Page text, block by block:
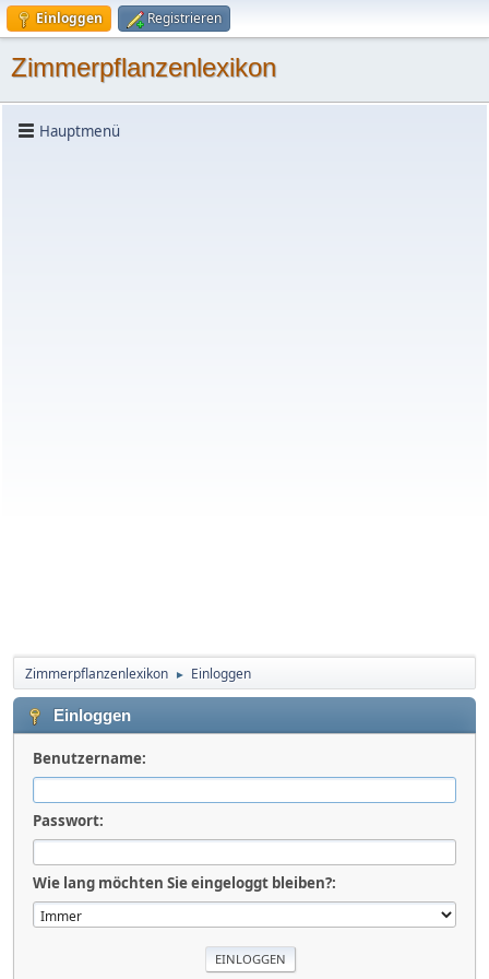
Einloggen Registrieren
Zimmerpflanzenlexikon
Hauptmenü
Zimmerpflanzenlexikon ► Einloggen
Einloggen
Benutzername:
Passwort:
Wie lang möchten Sie eingeloggt bleiben?: